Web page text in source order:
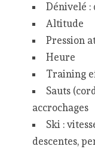
Dénivelé :
Altitude
Pression
Heure
Training
Sauts
accrochages
Ski :
descentes,